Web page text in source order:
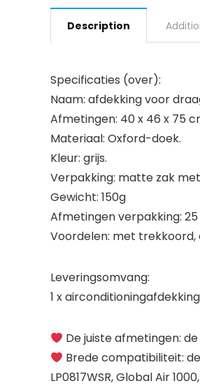
Description
Specificaties (over):
Naam: afdekking voor
Afmetingen: 40 x 46 x 75
Materiaal: Oxford-doek.
Kleur: grijs.
Verpakking: matte zak
Gewicht: 150g
Afmetingen verpakking: 25
Voordelen: met trekkoord,
Leveringsomvang:
1 x airconditioningafdekking
De juiste afmetingen:
Brede compatibiliteit:
LP0817WSR, Global Air